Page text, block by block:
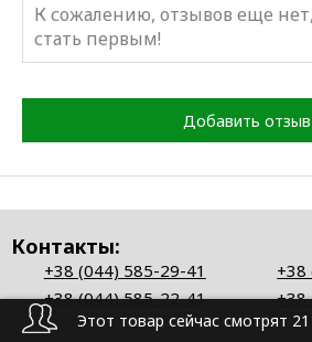
К сожалению, отзывов еще
стать первым!
Добавить отзыв
Контакты:
+38 (044) 585-29-41
+38
+38 (044) 585-22-41
+38
Этот товар сейчас смотрят